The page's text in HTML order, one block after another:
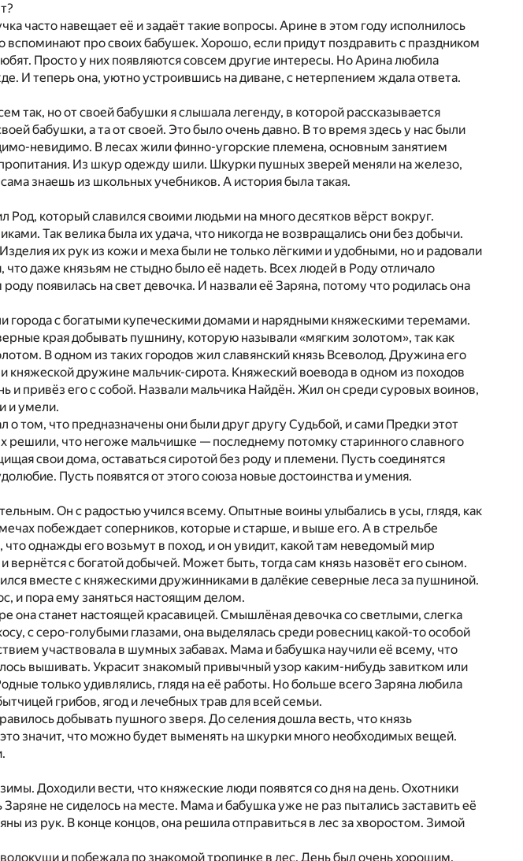
часто навещает её и задаёт такие вопросы. Арине в этом году исполнилось
вспоминают про своих бабушек. Хорошо, если придут поздравить с праздником
Просто у них появляются совсем другие интересы. Но Арина любила
И теперь она, уютно устроившись на диване, с нетерпением ждала ответа.
так, но от своей бабушки я слышала легенду, в которой рассказывается
бабушки, а та от своей. Это было очень давно. В то время здесь у нас были
невидимо. В лесах жили финно-угорские племена, основным занятием
Из шкур одежду шили. Шкурки пушных зверей меняли на железо,
знаешь из школьных учебников. А история была такая.
Род, который славился своими людьми на много десятков вёрст вокруг.
Так велика была их удача, что никогда не возвращались они без добычи.
их рук из кожи и меха были не только лёгкими и удобными, но и радовали
что даже князьям не стыдно было её надеть. Всех людей в Роду отличало
появилась на свет девочка. И назвали её Заряна, потому что родилась она
города с богатыми купеческими домами и нарядными княжескими теремами.
края добывать пушнину, которую называли «мягким золотом», так как
В одном из таких городов жил славянский князь Всеволод. Дружина его
княжеской дружине мальчик-сирота. Княжеский воевода в одном из походов
и привёз его с собой. Назвали мальчика Найдён. Жил он среди суровых воинов,
и умели.
о том, что предназначены они были друг другу Судьбой, и сами Предки этот
решили, что негоже мальчишке — последнему потомку старинного славного
свои дома, оставаться сиротой без роду и племени. Пусть соединятся
Пусть появятся от этого союза новые достоинства и умения.
Он с радостью учился всему. Опытные воины улыбались в усы, глядя, как
побеждает соперников, которые и старше, и выше его. А в стрельбе
однажды его возьмут в поход, и он увидит, какой там неведомый мир
вернётся с богатой добычей. Может быть, тогда сам князь назовёт его сыном.
вместе с княжескими дружинниками в далёкие северные леса за пушниной.
и пора ему заняться настоящим делом.
она станет настоящей красавицей. Смышлёная девочка со светлыми, слегка
с серо-голубыми глазами, она выделялась среди ровесниц какой-то особой
участвовала в шумных забавах. Мама и бабушка научили её всему, что
вышивать. Украсит знакомый привычный узор каким-нибудь завитком или
только удивлялись, глядя на её работы. Но больше всего Заряна любила
грибов, ягод и лечебных трав для всей семьи.
добывать пушного зверя. До селения дошла весть, что князь
значит, что можно будет выменять на шкурки много необходимых вещей.
Доходили вести, что княжеские люди появятся со дня на день. Охотники
не сиделось на месте. Мама и бабушка уже не раз пытались заставить её
из рук. В конце концов, она решила отправиться в лес за хворостом. Зимой
и побежала по знакомой тропинке в лес. День был очень хорошим.